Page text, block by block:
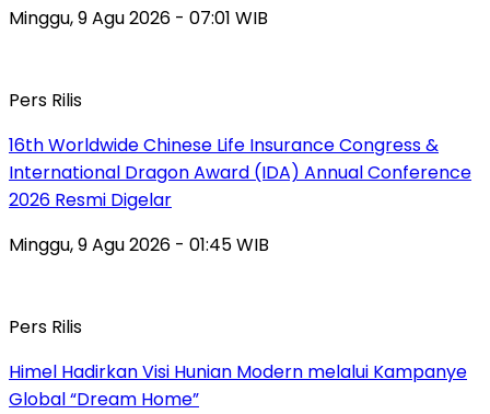
Minggu, 9 Agu 2026 - 07:01 WIB
Pers Rilis
16th Worldwide Chinese Life Insurance Congress &
International Dragon Award (IDA) Annual Conference
2026 Resmi Digelar
Minggu, 9 Agu 2026 - 01:45 WIB
Pers Rilis
Himel Hadirkan Visi Hunian Modern melalui Kampanye
Global “Dream Home”